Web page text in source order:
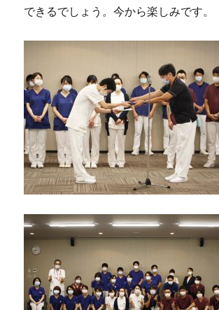
できるでしょう。今から楽しみです。